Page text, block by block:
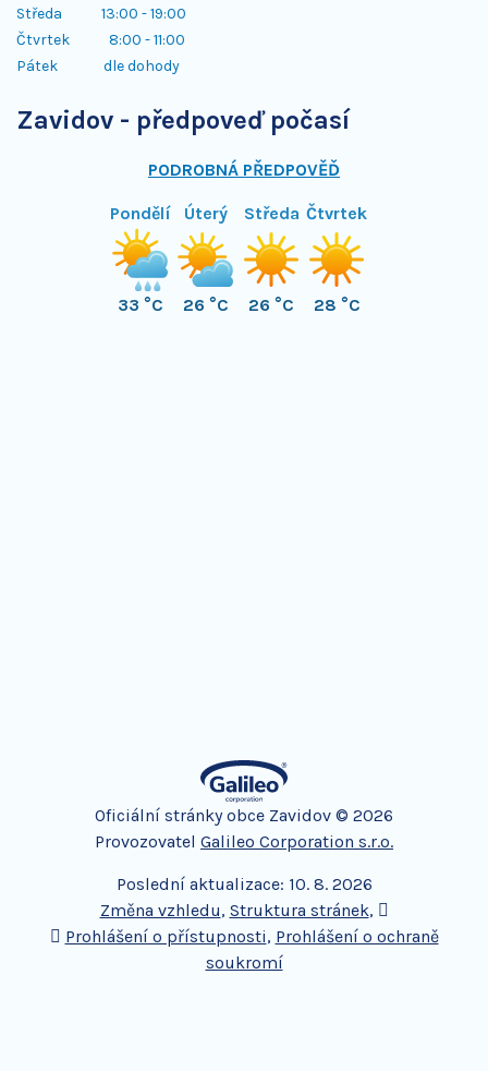
Středa 13:00 - 19:00
Čtvrtek 8:00 - 11:00
Pátek dle dohody
Zavidov - předpoveď počasí
PODROBNÁ PŘEDPOVĚĎ
Pondělí
33 °C
Úterý
26 °C
Středa
26 °C
Čtvrtek
28 °C
Oficiální stránky obce Zavidov © 2026
Provozovatel Galileo Corporation s.r.o.
Poslední aktualizace: 10. 8. 2026
Změna vzhledu, Struktura stránek,
Prohlášení o přístupnosti, Prohlášení o ochraně
soukromí